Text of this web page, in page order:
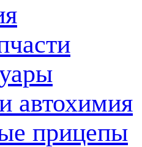
автохимия
прицепы